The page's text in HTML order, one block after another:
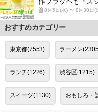
作フラッペも『ス
8月5日(水) 〜 8月30日(
おすすめカテゴリー
東京都(7553) ラーメン
ランチ(1226) 渋谷区(1215)
スイーツ(1130) おもしろ・